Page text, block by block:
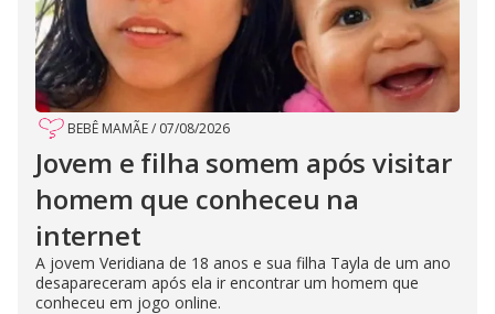
BEBÊ MAMÃE/ 07/08/2026
Jovem e filha somem após visitar
homem que conheceu na
internet
A jovem Veridiana de 18 anos e sua filha Tayla de um ano
desapareceram após ela ir encontrar um homem que
conheceu em jogo online.